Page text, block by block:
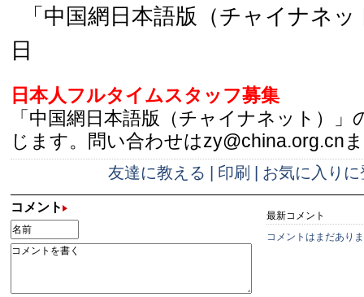
「中国網日本語版（チャイナネ
日
日本人フルタイムスタッフ募集
「中国網日本語版（チャイナネット）」
じます。問い合わせはzy@china.org.cn
友達に教える 印刷 お気に入りに
コメント
最新コメント
コメントはまだあり